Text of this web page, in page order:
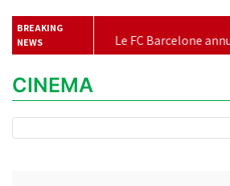
BREAKING
NEWS
| Le FC Barcelone annule son
CINEMA